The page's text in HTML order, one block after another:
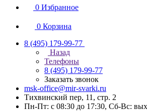
0 Избранное
0 Корзина
8 (495) 179-99-77
Назад
Телефоны
8 (495) 179-99-77
Заказать звонок
msk-office@mir-svarki.ru
Тихвинский пер, 11, стр. 2
Пн-Пт: с 08:30 до 17:30, Сб-Вс: